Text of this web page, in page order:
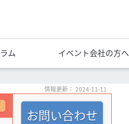
ム イベント会社の方へ
情報更新： 2024-11-11
お問い合わせ